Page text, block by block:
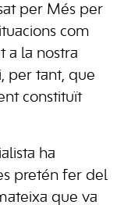
per Més per
com
a la nostra
per tant, que
constituït
ha
pretén fer del
que va